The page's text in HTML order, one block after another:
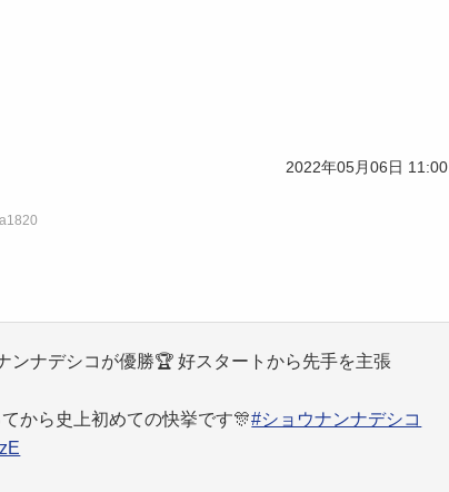
2022年05月06日 11:00
ンナデシコが優勝🏆 好スタートから先手を主張
から史上初めての快挙です🎊#ショウナンナデシコ